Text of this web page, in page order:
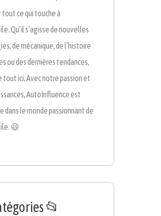
tout ce qui touche à
Qu’il s’agisse de nouvelles
de mécanique, de l’histoire
ou des dernières tendances,
tout ici. Avec notre passion et
AutoInfluence est
dans le monde passionnant de
😃
📂